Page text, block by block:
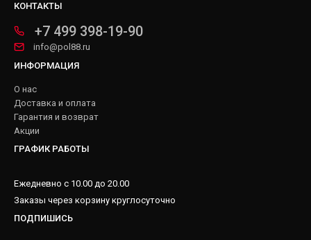
КОНТАКТЫ
+7 499 398-19-90
info@pol88.ru
ИНФОРМАЦИЯ
О нас
Доставка и оплата
Гарантия и возврат
Акции
ГРАФИК РАБОТЫ
Ежедневно с 10.00 до 20.00
Заказы через корзину круглосуточно
ПОДПИШИСЬ